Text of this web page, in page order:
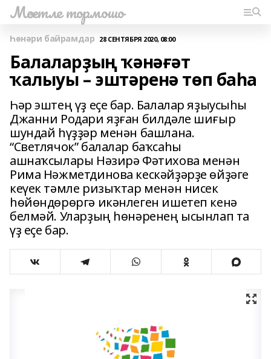
Мәсетле тормошо
Һөнәри байрамдар 28 СЕНТЯБРЯ 2020, 08:00
Балаларҙың ҡәнәғәт
ҡалыуы – эштәренә төп баһа
Һәр эштең үҙ еҫе бар. Балалар яҙыусыһы
Джанни Родари яҙған билдәле шиғыр
шундай һүҙҙәр менән башлана.
“Светлячок” балалар баҡсаһы
ашнаҡсылары Нәзирә Фәтихова менән
Рима Нәжметдинова кескәйҙәрҙе өйҙәге
кеүек тәмле ризыҡтар менән нисек
һөйөндөрөргә икәнлеген ишетеп кенә
белмәй. Уларҙың һөнәренең ысынлап та
үҙ еҫе бар.